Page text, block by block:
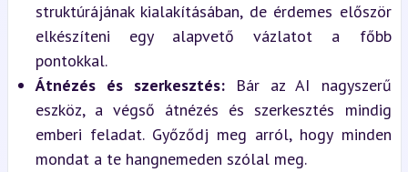
struktúrájának kialakításában, de érdemes először
elkészíteni egy alapvető vázlatot a főbb
pontokkal.
Átnézés és szerkesztés: Bár az AI nagyszerű
eszköz, a végső átnézés és szerkesztés mindig
emberi feladat. Győződj meg arról, hogy minden
mondat a te hangnemeden szólal meg.